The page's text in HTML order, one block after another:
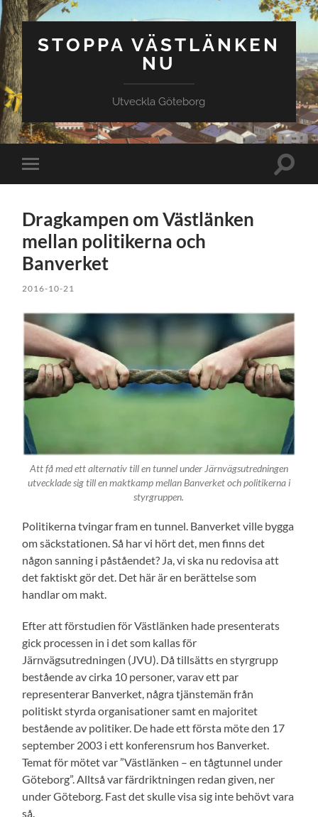
STOPPA VÄSTLÄNKEN
NU
Utveckla Göteborg
Slå
på/av
Slå
Dragkampen om Västlänken
mellan politikerna och
Banverket
2016-10-21
Att få med ett alternativ till en tunnel under Järnvägsutredningen
utvecklade sig till en maktkamp mellan Banverket och politikerna i
styrgruppen.
Politikerna tvingar fram en tunnel. Banverket ville bygga
om säckstationen. Så har vi hört det, men finns det
någon sanning i påståendet? Ja, vi ska nu redovisa att
det faktiskt gör det. Det här är en berättelse som
handlar om makt.
Efter att förstudien för Västlänken hade presenterats
gick processen in i det som kallas för
Järnvägsutredningen (JVU). Då tillsätts en styrgrupp
bestående av cirka 10 personer, varav ett par
representerar Banverket, några tjänstemän från
politiskt styrda organisationer samt en majoritet
bestående av politiker. De hade ett första möte den 17
september 2003 i ett konferensrum hos Banverket.
Temat för mötet var ”Västlänken – en tågtunnel under
Göteborg”. Alltså var färdriktningen redan given, ner
under Göteborg. Fast det skulle visa sig inte behövt vara
så.